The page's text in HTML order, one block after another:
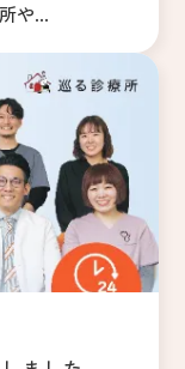
や...